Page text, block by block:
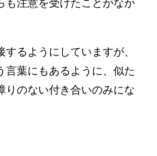
るようにしていますが、
葉にもあるように、似た
のない付き合いのみにな